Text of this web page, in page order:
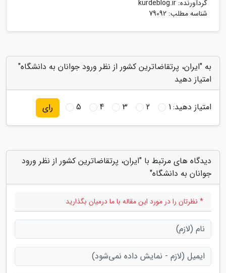
گردآورنده: kurdeblog.ir
شناسه مطلب: 79092
به "ایران، پرتقاضاترین کشور از نظر ورود جوانان به دانشگاه"
امتیاز دهید
امتیاز دهید:1
2
3
4
5 رای
دیدگاه های مرتبط با "ایران، پرتقاضاترین کشور از نظر ورود
جوانان به دانشگاه"
* نظرتان را در مورد این مقاله با ما درمیان بگذارید